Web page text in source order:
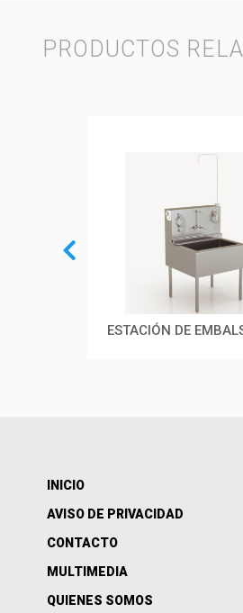
PRODUCTOS
ESTACIÓN DE
INICIO
AVISO DE PRIVACIDAD
CONTACTO
MULTIMEDIA
QUIENES SOMOS